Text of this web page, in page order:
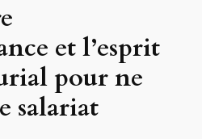
et l’esprit
pour ne
salariat